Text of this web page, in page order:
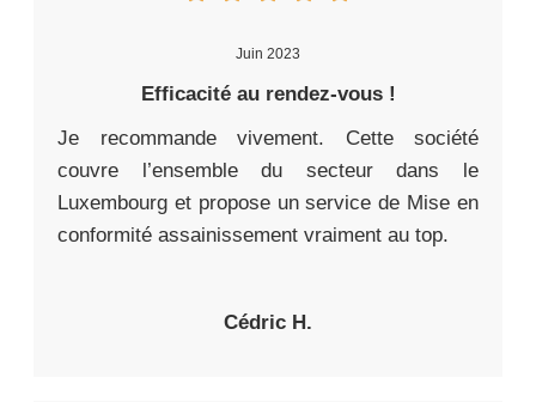
Juin 2023
Efficacité au rendez-vous !
Je recommande vivement. Cette société
couvre l’ensemble du secteur dans le
Luxembourg et propose un service de Mise en
conformité assainissement vraiment au top.
Cédric H.